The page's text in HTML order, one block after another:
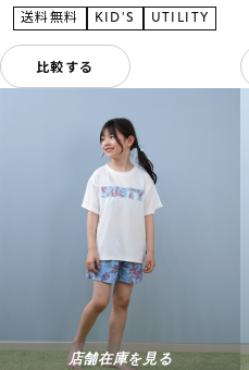
比較する
店舗在庫を見る